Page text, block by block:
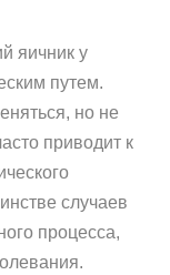
яичник у
путем.
но не
приводит к
случаев
процесса,